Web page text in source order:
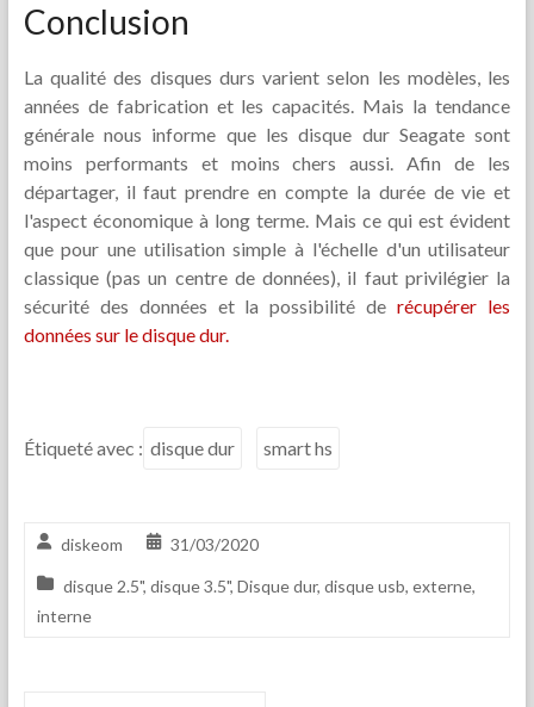
Conclusion
La qualité des disques durs varient selon les modèles, les
années de fabrication et les capacités. Mais la tendance
générale nous informe que les disque dur Seagate sont
moins performants et moins chers aussi. Afin de les
départager, il faut prendre en compte la durée de vie et
l'aspect économique à long terme. Mais ce qui est évident
que pour une utilisation simple à l'échelle d'un utilisateur
classique (pas un centre de données), il faut privilégier la
sécurité des données et la possibilité derécupérer les
données sur le disque dur.
Étiqueté avec : disque dur smart hs
diskeom 31/03/2020
disque 2.5", disque 3.5", Disque dur, disque usb, externe,
interne